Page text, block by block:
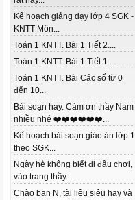
Kế hoạch giảng dạy lớp 4 SGK -
KNTT Môn...
Toán 1 KNTT. Bài 1 Tiết 2....
Toán 1 KNTT. Bài 1 Tiết 1....
Toán 1 KNTT. Bài Các số từ 0
đến 10...
Bài soạn hay. Cảm ơn thầy Nam
nhiều nhé ❤️❤️❤️❤️❤️❤️...
Kế hoạch bài soạn giáo án lớp 1
theo SGK...
Ngày hè không biết đi đâu chơi,
vào trang thầy...
Chào bạn N, tài liệu siêu hay và